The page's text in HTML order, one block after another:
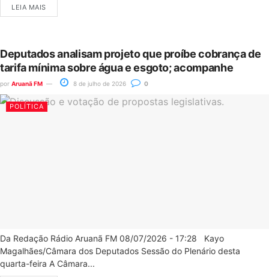
LEIA MAIS
Deputados analisam projeto que proíbe cobrança de
tarifa mínima sobre água e esgoto; acompanhe
por Aruanã FM 8 de julho de 2026 0
POLÍTICA
Da Redação Rádio Aruanã FM 08/07/2026 - 17:28 Kayo
Magalhães/Câmara dos Deputados Sessão do Plenário desta
quarta-feira A Câmara...